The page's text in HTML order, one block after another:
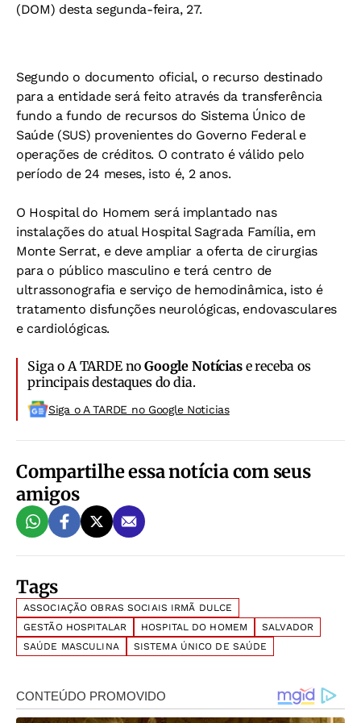
(DOM) desta segunda-feira, 27.
Segundo o documento oficial, o recurso destinado
para a entidade será feito através da transferência
fundo a fundo de recursos do Sistema Único de
Saúde (SUS) provenientes do Governo Federal e
operações de créditos. O contrato é válido pelo
período de 24 meses, isto é, 2 anos.
O Hospital do Homem será implantado nas
instalações do atual Hospital Sagrada Família, em
Monte Serrat, e deve ampliar a oferta de cirurgias
para o público masculino e terá centro de
ultrassonografia e serviço de hemodinâmica, isto é
tratamento disfunções neurológicas, endovasculares
e cardiológicas.
Siga o A TARDE noGoogle Notíciase receba os
principais destaques do dia.
Siga o A TARDE no Google Noticias
Compartilhe essa notícia com seus
amigos
Tags
ASSOCIAÇÃO OBRAS SOCIAIS IRMÃ DULCE
GESTÃO HOSPITALAR
HOSPITAL DO HOMEM
SALVADOR
SAÚDE MASCULINA
SISTEMA ÚNICO DE SAÚDE